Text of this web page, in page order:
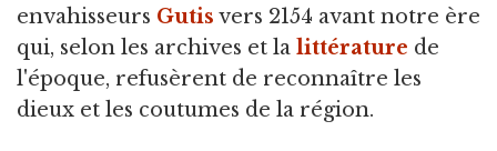
envahisseurs Gutis vers 2154 avant notre ère
qui, selon les archives et la littérature de
l'époque, refusèrent de reconnaître les
dieux et les coutumes de la région.